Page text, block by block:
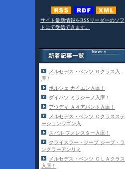
サイト最新情報をRSSリーダーのソフ
トにて受信できます。
メルセデス・ベンツ Ｇクラス入
庫！
ポルシェ カイエン入庫！
ダイハツ ミラジーノ入庫！
アウディ Ａ４アバント入庫！
メルセデス・ベンツ Ｃクラスステ
ーションワゴン入
スバル フォレスター入庫！
クライスラー・ジープ ジープ・ラ
ングラーアンリミ
メルセデス・ベンツ ＣＬＡクラス
入庫！